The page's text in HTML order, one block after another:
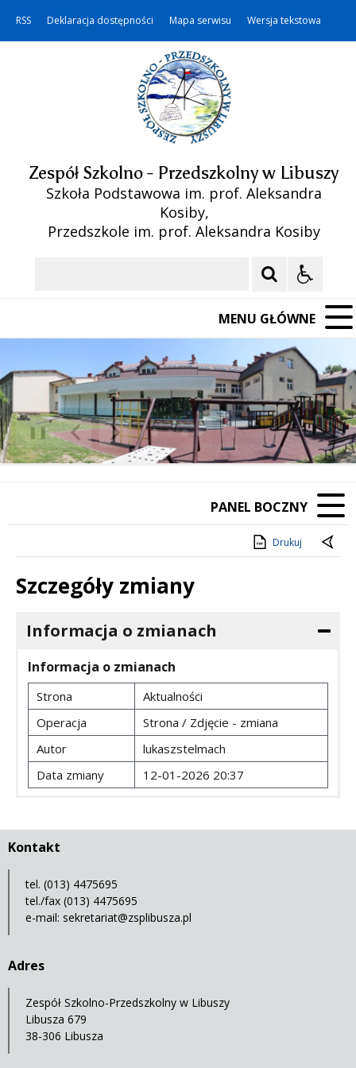
RSS Deklaracja dostępności Mapa serwisu Wersja tekstowa
Zespół Szkolno - Przedszkolny w Libuszy
Szkoła Podstawowa im. prof. Aleksandra
Kosiby,
Przedszkole im. prof. Aleksandra Kosiby
MENU GŁÓWNE
Poprzedni Element
Następny Element
❚❚
PANEL BOCZNY
Drukuj
Szczegóły zmiany
Informacja o zmianach
Informacja o zmianach
Strona
Aktualności
Operacja
Strona / Zdjęcie - zmiana
Autor
lukaszstelmach
Data zmiany
12-01-2026 20:37
Kontakt
tel. (013) 4475695
tel./fax (013) 4475695
e-mail: sekretariat@zsplibusza.pl
Adres
Zespół Szkolno-Przedszkolny w Libuszy
Libusza 679
38-306 Libusza